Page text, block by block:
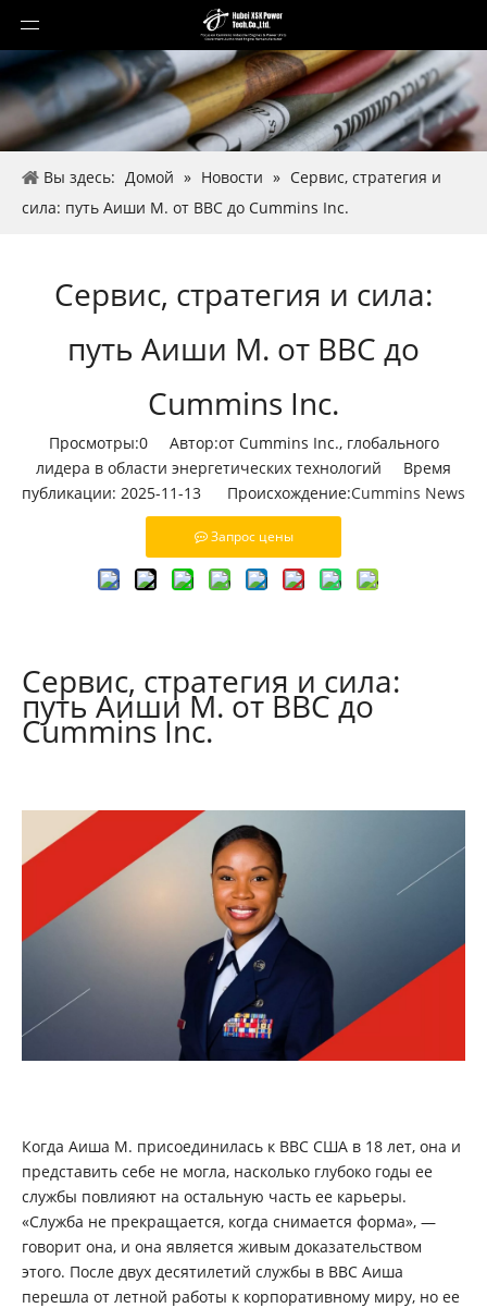
Вы здесь: Домой » Новости » Сервис, стратегия и
сила: путь Аиши М. от ВВС до Cummins Inc.
Сервис, стратегия и сила:
путь Аиши М. от ВВС до
Cummins Inc.
Просмотры:0Автор:от Cummins Inc., глобального
лидера в области энергетических технологий Время
публикации: 2025-11-13 Происхождение:Cummins News
Запрос цены
Сервис, стратегия и сила:
путь Аиши М. от ВВС до
Cummins Inc.
Когда Аиша М. присоединилась к ВВС США в 18 лет, она и
представить себе не могла, насколько глубоко годы ее
службы повлияют на остальную часть ее карьеры.
«Служба не прекращается, когда снимается форма», —
говорит она, и она является живым доказательством
этого. После двух десятилетий службы в ВВС Аиша
перешла от летной работы к корпоративному миру, но ее